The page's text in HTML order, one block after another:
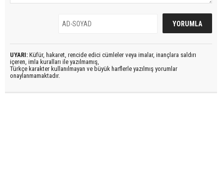
UYARI: Küfür, hakaret, rencide edici cümleler veya imalar, inançlara saldırı
içeren, imla kuralları ile yazılmamış,
Türkçe karakter kullanılmayan ve büyük harflerle yazılmış yorumlar
onaylanmamaktadır.